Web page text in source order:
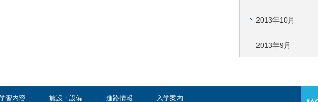
2013年10月
2013年9月
習内容 施設・設備 進路情報 入学案内